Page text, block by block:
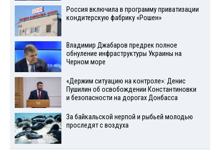
Россия включила в программу приватизации
кондитерскую фабрику «Рошен»
Владимир Джабаров предрек полное
обнуление инфраструктуры Украины на
Черном море
«Держим ситуацию на контроле»: Денис
Пушилин об освобождении Константиновки
и безопасности на дорогах Донбасса
За байкальской нерпой и рыбьей молодью
проследят с воздуха